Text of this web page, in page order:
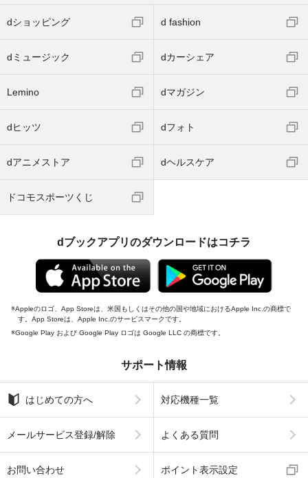
dショッピング d fashion
dミュージック dカーシェア
Lemino dマガジン
dヒッツ dフォト
dアニメストア dヘルスケア
ドコモスポーツくじ
dブックアプリのダウンロードはコチラ
Appleのロゴ、App Storeは、米国もしくはその他の国や地域におけるApple Inc.の商標で
す。App Storeは、Apple Inc.のサービスマークです。
Google Play および Google Play ロゴは Google LLC の商標です。
サポート情報
はじめての方へ 対応機種一覧
メールサービス登録/解除 よくある質問
お問い合わせ ポイント表示設定